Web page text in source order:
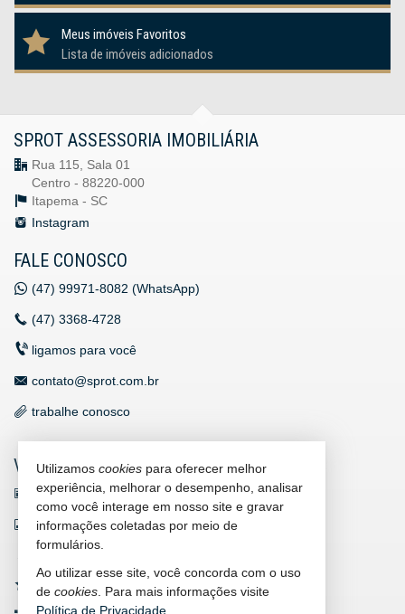
Meus imóveis Favoritos
Lista de imóveis adicionados
SPROT ASSESSORIA IMOBILIÁRIA
Rua 115, Sala 01
Centro - 88220-000
Itapema - SC
Instagram
FALE CONOSCO
(47) 99971-8082 (WhatsApp)
(47) 3368-4728
ligamos para você
contato@sprot.com.br
trabalhe conosco
VEJA MAIS
receba nosso newsletter
indicadores financeiros
imóveis favoritos
Utilizamos cookies para oferecer melhor
experiência, melhorar o desempenho, analisar
como você interage em nosso site e gravar
informações coletadas por meio de
formulários.
Ao utilizar esse site, você concorda com o uso
de cookies . Para mais informações visite
Política de Privacidade